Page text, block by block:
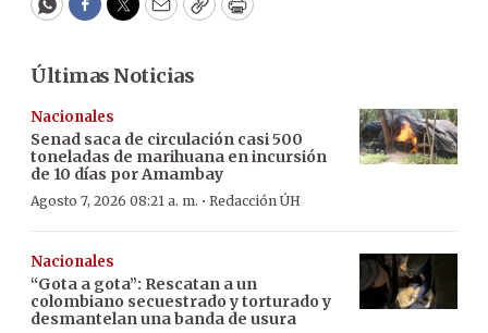
WhatsApp
Facebook
Twitter
EmailCopyPrint
Últimas Noticias
Nacionales
Senad saca de circulación casi 500
toneladas de marihuana en incursión
de 10 días por Amambay
Agosto 7, 2026 08:21 a. m. · Redacción ÚH
Nacionales
“Gota a gota”: Rescatan a un
colombiano secuestrado y torturado y
desmantelan una banda de usura